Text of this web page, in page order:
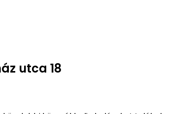
utca 18